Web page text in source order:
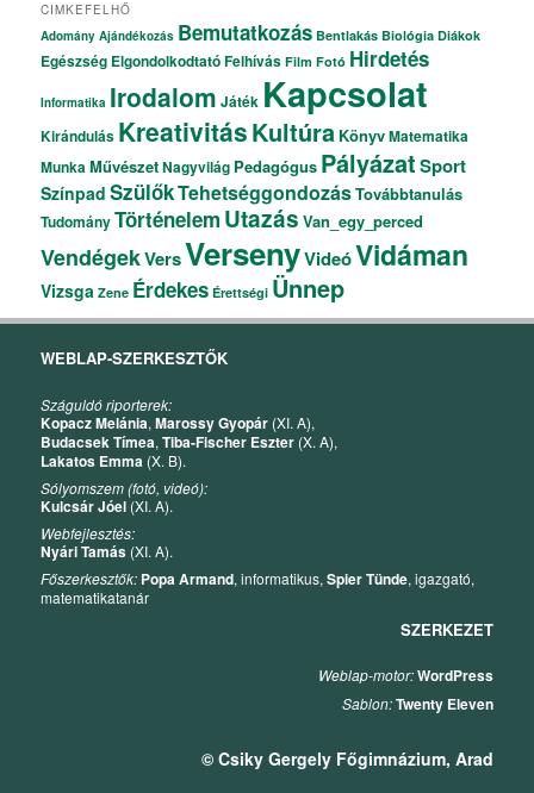
CIMKEFELHŐ
Adomány Ajándékozás Bemutatkozás Bentlakás Biológia Diákok
Egészség ElgondolkodtatóFelhívás Film Fotó Hirdetés
Informatika Irodalom Játék Kapcsolat
Kirándulás KreativitásKultúra KönyvMatematika
MunkaMűvészetNagyvilág Pedagógus PályázatSport
Színpad SzülőkTehetséggondozásTovábbtanulás
TudományTörténelem Utazás Van_egy_perced
VendégekVersVersenyVideóVidáman
Vizsga Zene Érdekes Érettségi Ünnep
WEBLAP-SZERKESZTŐK
Száguldó riporterek:
Kopacz Melánia,Marossy Gyopár (XI. A),
Budacsek Tímea,Tiba-Fischer Eszter (X. A),
Lakatos Emma (X. B).
Sólyomszem (fotó, videó):
Kulcsár Jóel (XI. A).
Webfejlesztés:
Nyári Tamás (XI. A).
Főszerkesztők: Popa Armand, informatikus,Spier Tünde, igazgató,
matematikatanár
SZERKEZET
Weblap-motor:WordPress
Sablon:Twenty Eleven
© Csiky Gergely Főgimnázium, Arad